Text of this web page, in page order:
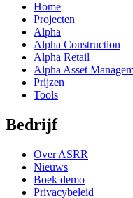
Home
Projecten
Alpha
Alpha Construction
Alpha Retail
Alpha Asset
Prijzen
Tools
Bedrijf
Over ASRR
Nieuws
Boek demo
Privacybeleid